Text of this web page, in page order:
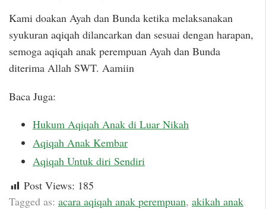
Kami doakan Ayah dan Bunda ketika melaksanakan
syukuran aqiqah dilancarkan dan sesuai dengan harapan,
semoga aqiqah anak perempuan Ayah dan Bunda
diterima Allah SWT. Aamiin
Baca Juga:
Hukum Aqiqah Anak di Luar Nikah
Aqiqah Anak Kembar
Aqiqah Untuk diri Sendiri
Post Views: 185
Tagged as: acara aqiqah anak perempuan, akikah anak